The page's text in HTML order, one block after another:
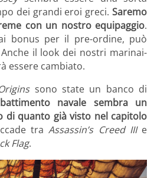
dei grandi eroi greci.Saremo
con un nostro equipaggio.
bonus per il pre-ordine, può
il look dei nostri marinai-
essere cambiato.
sono state un banco di
navale sembra un
di quanto già visto nel capitolo
traAssassin’s Creed IIIe
Flag.